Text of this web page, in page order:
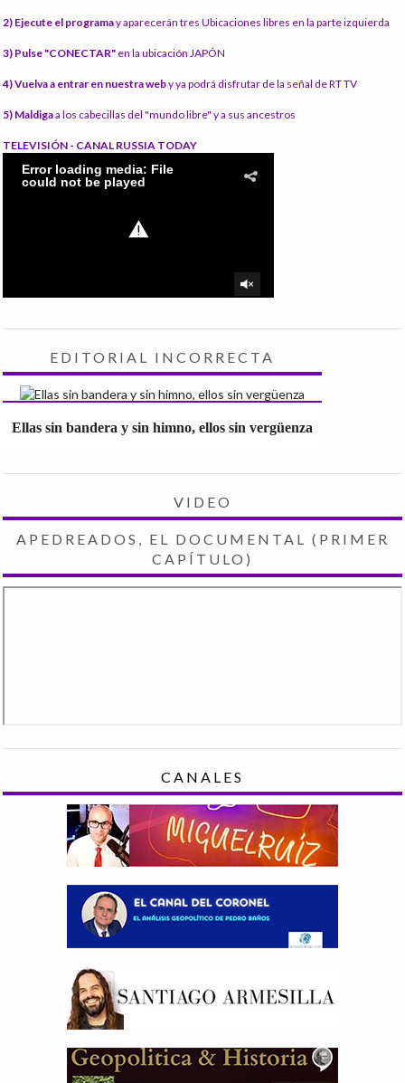
2) Ejecute el programay aparecerán tres Ubicaciones libres en la parte izquierda
3) Pulse "CONECTAR" en la ubicación JAPÓN
4) Vuelva a entrar en nuestra weby ya podrá disfrutar de la señal de RT TV
5) Maldigaa los cabecillas del "mundo libre" y a sus ancestros
TELEVISIÓN - CANAL RUSSIA TODAY
EDITORIAL INCORRECTA
Ellas sin bandera y sin himno, ellos sin vergüenza
VIDEO
APEDREADOS, EL DOCUMENTAL (PRIMER
CAPÍTULO)
CANALES